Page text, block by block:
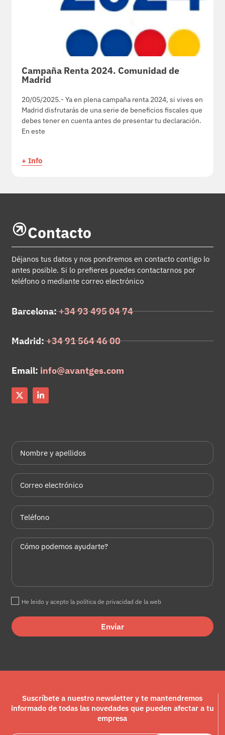
Campaña Renta 2024. Comunidad de
Madrid
20/05/2025.- Ya en plena campaña renta 2024, si vives en
Madrid disfrutarás de una serie de beneficios fiscales que
debes tener en cuenta antes de presentar tu declaración.
En este
+ Info
Contacto
Déjanos tus datos y nos pondremos en contacto contigo lo
antes posible. Si lo prefieres puedes contactarnos por
teléfono o mediante correo electrónico
Barcelona:+34 93 495 04 74
Madrid:+34 91 564 46 00
Email: info@avantges.com
He leido y acepto la política de privacidad de la web
Enviar
Suscríbete a nuestro newsletter y te mantendremos
informado de todas las novedades que pueden afectar a tu
empresa